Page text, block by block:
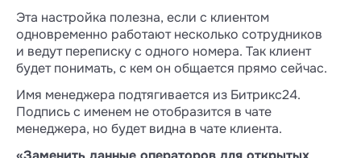
В Wazzup можно общаться в групповых
чатах, в Открытой линии — только
просматривать входящие
Группы подтягиваются из мессенджеров
Эта настройка полезна, если с клиентом
одновременно работают несколько сотрудников
и ведут переписку с одного номера. Так клиент
будет понимать, с кем он общается прямо сейчас.
Имя менеджера подтягивается из Битрикс24.
Подпись с именем не отобразится в чате
менеджера, но будет видна в чате клиента.